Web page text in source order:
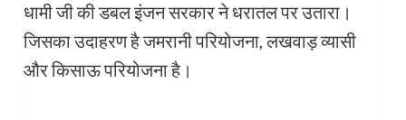
धामी जी की डबल इंजन सरकार ने धरातल पर उतारा।
जिसका उदाहरण है जमरानी परियोजना, लखवाड़ व्यासी
और किसाऊ परियोजना है।